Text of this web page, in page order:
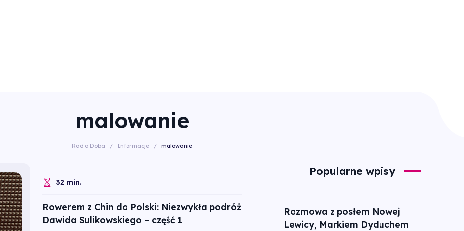
malowanie
Radio Doba / Informacje / malowanie
32 min.
Rowerem z Chin do Polski: Niezwykła podróż
Dawida Sulikowskiego – część 1
Popularne wpisy
Rozmowa z posłem Nowej
Lewicy, Markiem Dyduchem